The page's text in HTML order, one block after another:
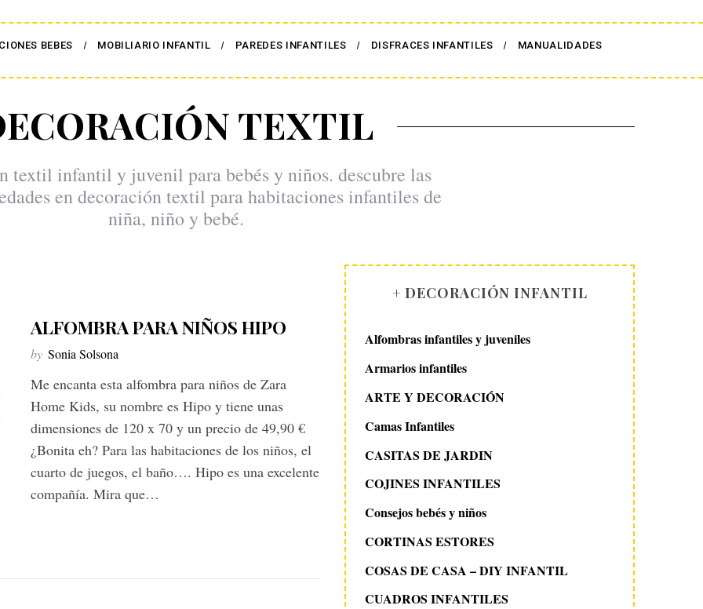
BEBES MOBILIARIO INFANTIL PAREDES INFANTILES DISFRACES INFANTILES MANUALIDADES
TEXTIL
textil infantil y juvenil para bebés y niños. descubre las
en decoración textil para habitaciones infantiles de
niña, niño y bebé.
ALFOMBRA PARA NIÑOS HIPO
by Sonia Solsona
Me encanta esta alfombra para niños de Zara
Home Kids, su nombre es Hipo y tiene unas
dimensiones de 120 x 70 y un precio de 49,90 €
¿Bonita eh? Para las habitaciones de los niños, el
cuarto de juegos, el baño…. Hipo es una excelente
compañía. Mira que…
+ DECORACIÓN INFANTIL
Alfombras infantiles y juveniles
Armarios infantiles
ARTE Y DECORACIÓN
Camas Infantiles
CASITAS DE JARDIN
COJINES INFANTILES
Consejos bebés y niños
CORTINAS ESTORES
COSAS DE CASA – DIY INFANTIL
CUADROS INFANTILES